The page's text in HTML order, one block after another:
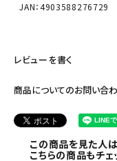
JAN：4903588276729
レビューを書く
商品についてのお問い合
この商品を見た人は
こちらの商品もチェ